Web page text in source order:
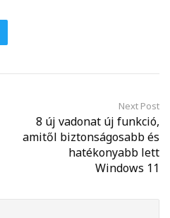
Next Post
8 új vadonat új funkció,
amitől biztonságosabb és
hatékonyabb lett
Windows 11